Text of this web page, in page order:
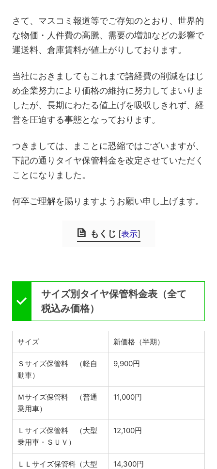
さて、マスコミ報道等でご存知のとおり、世界的
な物価・人件費の高騰、需要の増加などの影響で
運送料、倉庫賃料が値上がりしております。
当社におきましてもこれまで諸経費の削減をはじ
め企業努力により価格の維持に努力してまいりま
したが、長期にわたる値上げを吸収しきれず、経
営を圧迫する事態となっております。
つきましては、まことに恐縮ではございますが、
下記の通りタイヤ保管料金を改定させていただく
ことになりました。
何卒ご理解を賜りますようお願い申し上げます。
もくじ [表示]
サイズ別タイヤ保管料金表（全て
税込み価格）
サイズ 新価格（半期）
Ｓサイズ保管料 （軽自
動車）
9,900円
Ｍサイズ保管料 （普通
乗用車）
11,000円
Ｌサイズ保管料 （大型
乗用車・ＳＵＶ）
12,100円
ＬＬサイズ保管料（大型
14,300円